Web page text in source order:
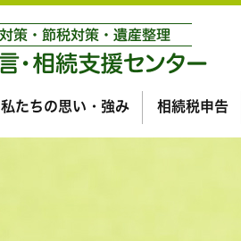
私たちの思い・強み 相続税申告